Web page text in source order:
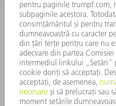
RAPORT DE AFACERI
PRINCIPII DE BAZĂ ALE
CONFORMITATE
SISTEMUL AVERTIZORILOR DE
SECURITATE
COMUNICATE DE PRESĂ
REVISTE
SUSTENABILITATE
MEDIU ȘI CLIMĂ
ASPECTE SOCIALE ȘI DE
GUVERNANȚA CORPORATIVĂ